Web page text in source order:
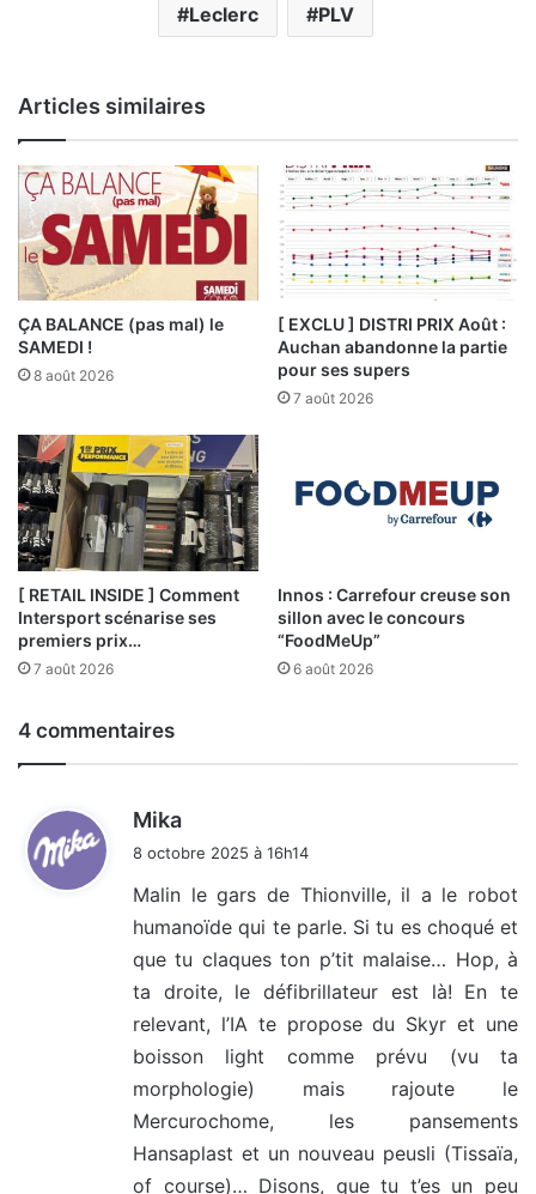
Leclerc PLV
Articles similaires
ÇA BALANCE (pas mal) le
SAMEDI !
8 août 2026
[ EXCLU ] DISTRI PRIX Août :
Auchan abandonne la partie
pour ses supers
7 août 2026
[ RETAIL INSIDE ] Comment
Intersport scénarise ses
premiers prix…
7 août 2026
Innos : Carrefour creuse son
sillon avec le concours
“FoodMeUp”
6 août 2026
4 commentaires
Mika
:
8 octobre 2025 à 16h14
Malin le gars de Thionville, il a le robot
humanoïde qui te parle. Si tu es choqué et
que tu claques ton p’tit malaise… Hop, à
ta droite, le défibrillateur est là! En te
relevant, l’IA te propose du Skyr et une
boisson light comme prévu (vu ta
morphologie) mais rajoute le
Mercurochome, les pansements
Hansaplast et un nouveau peusli (Tissaïa,
of course)… Disons, que tu t’es un peu